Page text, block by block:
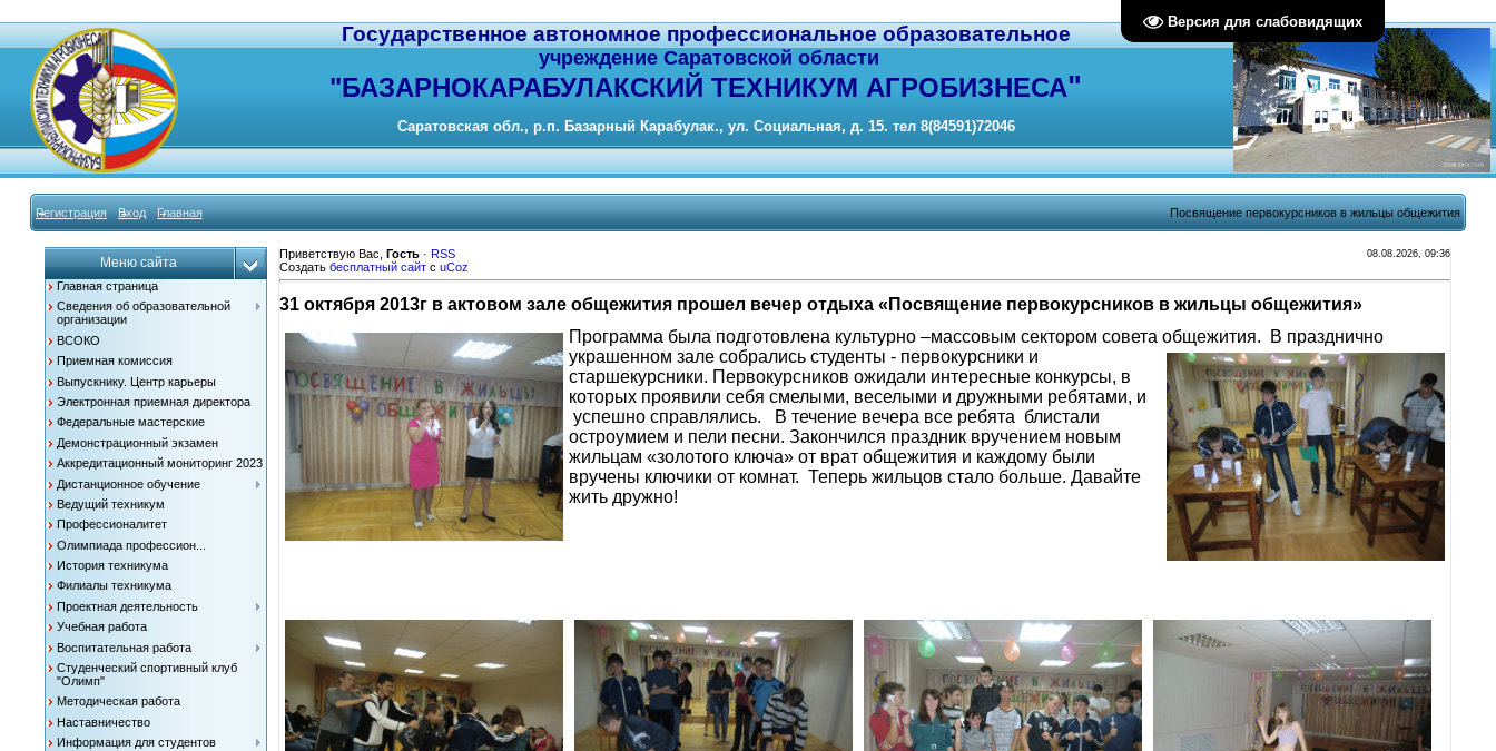
Версия для слабовидящих
Государственное автономное профессиональное образовательное
учреждение Саратовской области
"БАЗАРНОКАРАБУЛАКСКИЙ ТЕХНИКУМ АГРОБИЗНЕСА"
Саратовская обл., р.п. Базарный Карабулак., ул. Социальная, д. 15. тел 8(84591)72046
Регистрация Вход Главная Посвящение первокурсников в жильцы общежития
Меню сайта
Главная страница
Сведения об образовательной
организации
ВСОКО
Приемная комиссия
Выпускнику. Центр карьеры
Электронная приемная директора
Федеральные мастерские
Демонстрационный экзамен
Аккредитационный мониторинг 2023
Дистанционное обучение
Ведущий техникум
Профессионалитет
Олимпиада профессион...
История техникума
Филиалы техникума
Проектная деятельность
Учебная работа
Воспитательная работа
Студенческий спортивный клуб
"Олимп"
Методическая работа
Наставничество
Информация для студентов
Приветствую Вас Гость· RSS 08.08.2026, 09:36
Создать бесплатный сайтс uCoz
31 октября 2013г в актовом зале общежития прошел вечер отдыха «Посвящение первокурсников в жильцы общежития»
Программа была подготовлена культурно –массовым сектором совета общежития. В празднично
украшенном зале собрались студенты - первокурсники и
старшекурсники. Первокурсников ожидали интересные конкурсы, в
которых проявили себя смелыми, веселыми и дружными ребятами, и
успешно справлялись. В течение вечера все ребята блистали
остроумием и пели песни. Закончился праздник вручением новым
жильцам «золотого ключа» от врат общежития и каждому были
вручены ключики от комнат. Теперь жильцов стало больше. Давайте
жить дружно!